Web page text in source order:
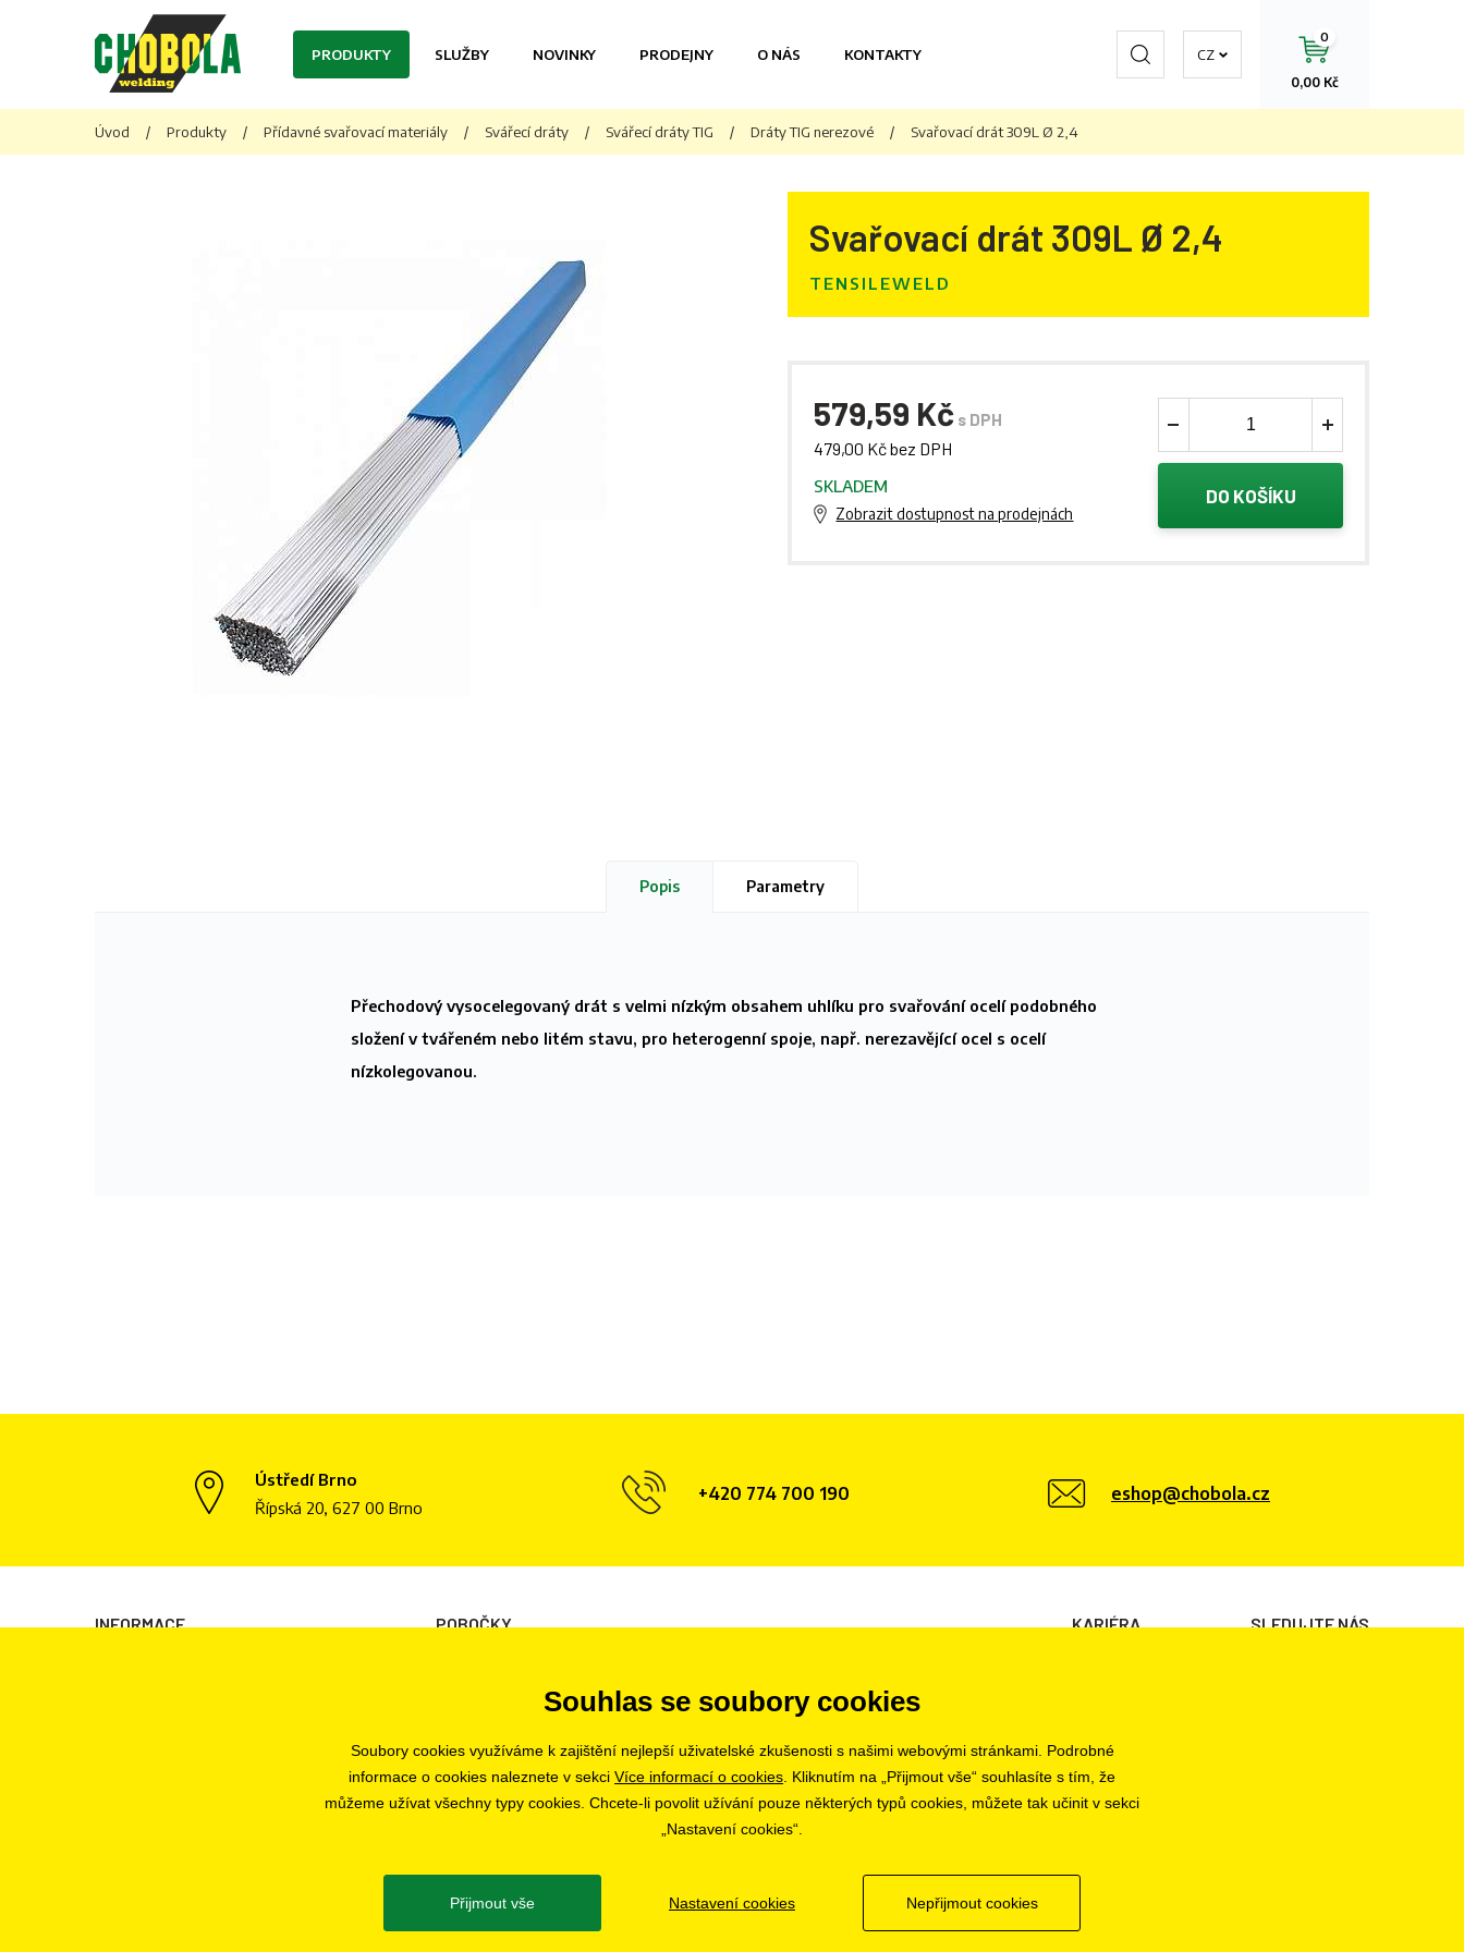
PRODUKTY SLUŽBY NOVINKY PRODEJNY O NÁS KONTAKTY
0,00 Kč
0
CZHledat
Úvod / Produkty / Přídavné svařovací materiály / Svářecí dráty / Svářecí dráty TIG / Dráty TIG nerezové / Svařovací drát 309L Ø 2,4
Svařovací drát 309L Ø 2,4
TENSILEWELD
579,59 Kč s DPH
479,00 Kč bez DPH
SKLADEM
Zobrazit dostupnost na prodejnách
DO KOŠÍKU
Popis Parametry
Přechodový vysocelegovaný drát s velmi nízkým obsahem uhlíku pro svařování ocelí podobného
složení v tvářeném nebo litém stavu, pro heterogenní spoje, např. nerezavějící ocel s ocelí
nízkolegovanou.
Ústředí Brno
Řípská 20, 627 00 Brno
+420 774 700 190 eshop@chobola.cz
INFORMACE POBOČKY
Ostrava
Zlín
Olomouc
Liberec
Bratislava
KARIÉRA SLEDUJTE NÁS
Souhlas se soubory cookies
Soubory cookies využíváme k zajištění nejlepší uživatelské zkušenosti s našimi webovými stránkami. Podrobné
informace o cookies naleznete v sekci Více informací o cookies . Kliknutím na „Přijmout vše“ souhlasíte s tím, že
můžeme užívat všechny typy cookies. Chcete-li povolit užívání pouze některých typů cookies, můžete tak učinit v sekci
„Nastavení cookies“.
Přijmout vše Nastavení cookies Nepřijmout cookies